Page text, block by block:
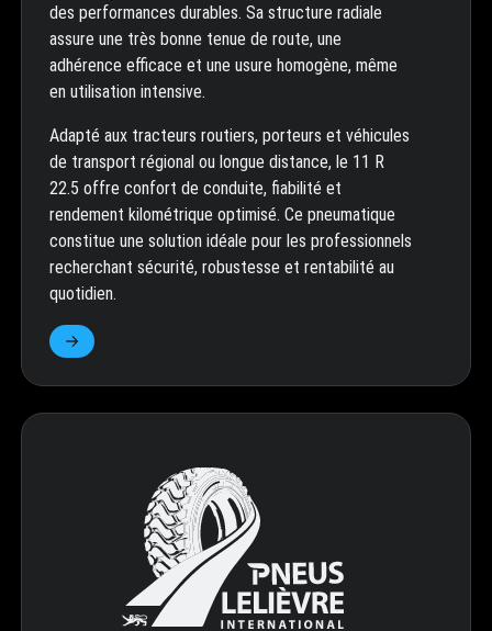
des performances durables. Sa structure radiale
assure une très bonne tenue de route, une
adhérence efficace et une usure homogène, même
en utilisation intensive.
Adapté aux tracteurs routiers, porteurs et véhicules
de transport régional ou longue distance, le 11 R
22.5 offre confort de conduite, fiabilité et
rendement kilométrique optimisé. Ce pneumatique
constitue une solution idéale pour les professionnels
recherchant sécurité, robustesse et rentabilité au
quotidien.